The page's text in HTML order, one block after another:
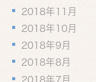
2018年11月
2018年10月
2018年9月
2018年8月
2018年7月